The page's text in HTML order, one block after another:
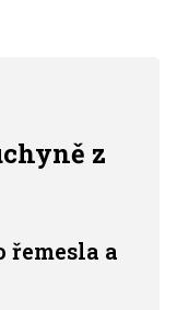
z
řemesla a